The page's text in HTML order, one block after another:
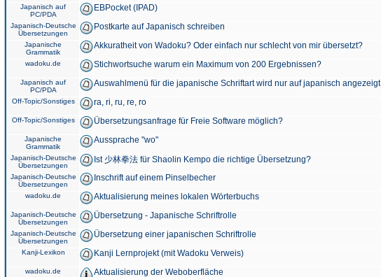
Japanisch auf
PC/PDA
EBPocket (IPAD)
Japanisch-Deutsche
Übersetzungen
Postkarte auf Japanisch schreiben
Japanische
Grammatik
Akkuratheit von Wadoku? Oder einfach nur schlecht von mir übersetzt?
wadoku.de Stichwortsuche warum ein Maximum von 200 Ergebnissen?
Japanisch auf
PC/PDA
Auswahlmenü für die japanische Schriftart wird nur auf japanisch angezeigt
Off-Topic/Sonstiges ra, ri, ru, re, ro
Off-Topic/Sonstiges Übersetzungsanfrage für Freie Software möglich?
Japanische
Grammatik
Aussprache "wo"
Japanisch-Deutsche
Übersetzungen
Ist 少林拳法 für Shaolin Kempo die richtige Übersetzung?
Japanisch-Deutsche
Übersetzungen
Inschrift auf einem Pinselbecher
wadoku.de Aktualisierung meines lokalen Wörterbuchs
Japanisch-Deutsche
Übersetzungen
Übersetzung - Japanische Schriftrolle
Japanisch-Deutsche
Übersetzungen
Übersetzung einer japanischen Schriftrolle
Kanji-Lexikon Kanji Lernprojekt (mit Wadoku Verweis)
wadoku.de Aktualisierung der Weboberfläche